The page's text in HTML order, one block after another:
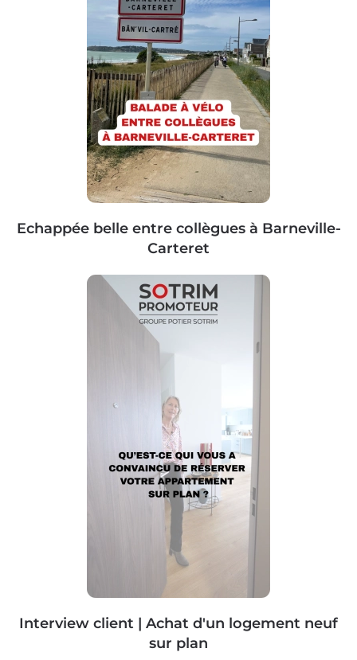
Echappée belle entre collègues à Barneville-
Carteret
Interview client | Achat d'un logement neuf
sur plan